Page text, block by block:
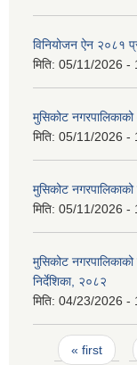
विनियोजन ऐन २०८१
मिति: 05/11/2026 -
मुसिकोट
मिति: 05/11/2026 -
मुसिकोट
मिति: 05/11/2026 -
मुसिकोट
निर्देशिका, २०८२
मिति: 04/23/2026 -
Pages
« first